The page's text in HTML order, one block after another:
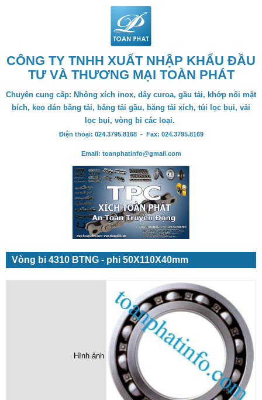
CÔNG TY TNHH XUẤT NHẬP KHẨU ĐẦU
TƯ VÀ THƯƠNG MẠI TOÀN PHÁT
Chuyên cung cấp: Nhông xích inox, dây curoa, gầu tải, khớp nối mặt
bích, keo dán băng tải, băng tải gầu, băng tải xích, túi lọc bụi, vải
lọc bụi, vòng bi các loại.
Điện thoại: 024.3795.8168 - Fax: 024.3795.8169
Email: toanphatinfo@gmail.com
Vòng bi 4310 BTNG - phi 50X110X40mm
Hình ảnh